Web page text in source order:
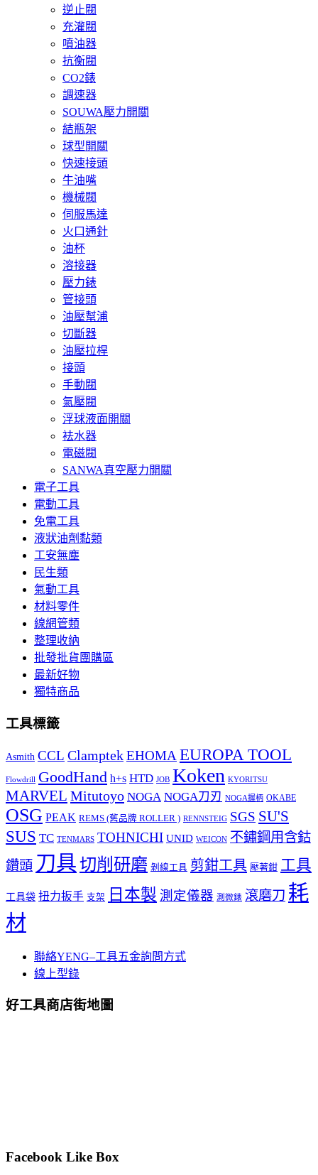
逆止閥
充灌閥
噴油器
抗衡閥
CO2錶
調速器
SOUWA壓力開關
結瓶架
球型開關
快速接頭
牛油嘴
機械閥
伺服馬達
火口通針
油杯
溶接器
壓力錶
管接頭
油壓幫浦
切斷器
油壓拉桿
接頭
手動閥
氣壓閥
浮球液面開關
袪水器
電磁閥
SANWA真空壓力開關
電子工具
電動工具
免電工具
液狀油劑黏類
工安無塵
民生類
氣動工具
材料零件
線網管類
整理收納
批發批貨團購區
最新好物
獨特商品
工具標籤
Asmith CCL ClamptekEHOMA EUROPA TOOL
Flowdrill GoodHand h+s HTD JOB Koken KYORITSU
MARVEL Mitutoyo NOGA NOGA刀刃 NOGA握柄 OKABE
OSG PEAK REMS (舊品牌 ROLLER ) RENNSTEIG SGS SU'S
SUS TC TENMARS TOHNICHI UNID WEICON 不鏽鋼用含鈷
鑽頭 刀具切削研磨 剝線工具 剪鉗工具 壓著鉗 工具
工具袋 扭力扳手 支架 日本製 測定儀器 測微錶 滾磨刀 耗
材
聯絡YENG–工具五金詢問方式
線上型錄
好工具商店街地圖
Facebook Like Box